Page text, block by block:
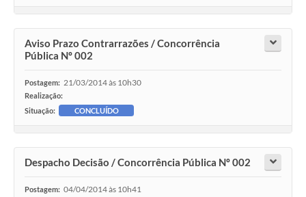
Aviso Prazo Contrarrazões / Concorrência
Pública Nº 002
Postagem: 21/03/2014 às 10h30
Realização:
Situação:
CONCLUÍDO
Despacho Decisão / Concorrência Pública Nº 002
Postagem: 04/04/2014 às 10h41